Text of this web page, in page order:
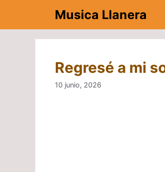
contenido
Musica Llanera
Regresé a mi
10 junio, 2026